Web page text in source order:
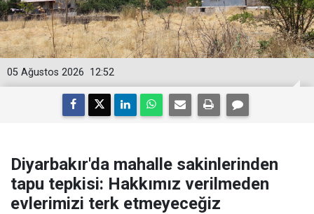
12:52
05 Ağustos 2026
Diyarbakır'da mahalle sakinlerinden
tapu tepkisi: Hakkımız verilmeden
evlerimizi terk etmeyeceğiz